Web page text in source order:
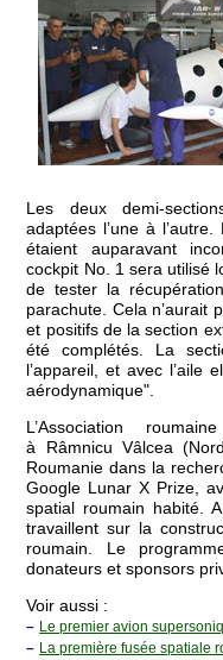
Les deux demi-
adaptées l’une à
étaient auparavant
cockpit No. 1 sera utilisé
de tester la
parachute. Cela n’aurait
et positifs de la section
été complétés. La
l’appareil, et avec l’aile
aérodynamique".
L’Association
à Râmnicu Vâlcea
Roumanie dans la
Google Lunar X Prize,
spatial roumain habité.
travaillent sur la
roumain. Le
donateurs et sponsors
Voir aussi :
– Le premier avion
– La première fusée spatiale